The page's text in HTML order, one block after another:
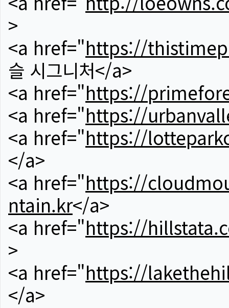
>
<a href="https://
슬 시그니처</a>
<a href="https://
<a href="https://
<a href="https://
</a>
<a href="https://
ntain.kr</a>
<a href="https://
>
<a href="https://
</a>